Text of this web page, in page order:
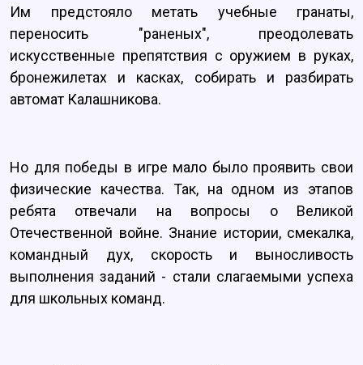
Им предстояло метать учебные гранаты,
переносить "раненых", преодолевать
искусственные препятствия с оружием в руках,
бронежилетах и касках, собирать и разбирать
автомат Калашникова.
Но для победы в игре мало было проявить свои
физические качества. Так, на одном из этапов
ребята отвечали на вопросы о Великой
Отечественной войне. Знание истории, смекалка,
командный дух, скорость и выносливость
выполнения заданий - стали слагаемыми успеха
для школьных команд.